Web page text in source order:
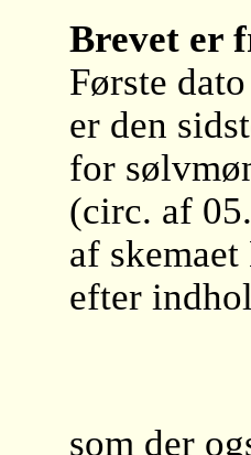
Brevet er
Første
er den
for
(circ. af
af
efter
som der